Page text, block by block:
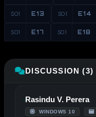
S01 E13 S01 E14
S01 E17 S01 E18
DISCUSSION (3)
Rasindu V. Perera
WINDOWS 10